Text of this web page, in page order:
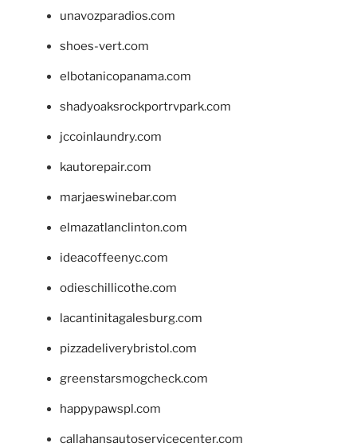
unavozparadios.com
shoes-vert.com
elbotanicopanama.com
shadyoaksrockportrvpark.com
jccoinlaundry.com
kautorepair.com
marjaeswinebar.com
elmazatlanclinton.com
ideacoffeenyc.com
odieschillicothe.com
lacantinitagalesburg.com
pizzadeliverybristol.com
greenstarsmogcheck.com
happypawspl.com
callahansautoservicecenter.com